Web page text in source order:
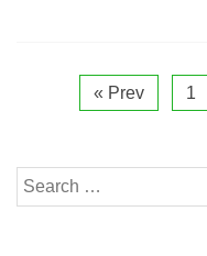
« Prev 1
Search
for: